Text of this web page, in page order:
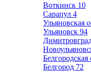
Воткинск 10
Сарапул 4
Ульяновская
Ульяновск 94
Белгородская
Белгород 72